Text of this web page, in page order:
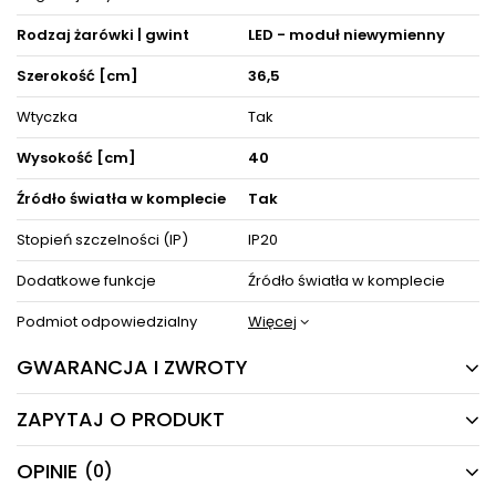
Rodzaj żarówki | gwint
LED - moduł niewymienny
Szerokość [cm]
36,5
Wtyczka
Tak
Wysokość [cm]
40
Źródło światła w komplecie
Tak
Stopień szczelności (IP)
IP20
Dodatkowe funkcje
Źródło światła w komplecie
Podmiot odpowiedzialny
Więcej
GWARANCJA I ZWROTY
24 MIESIĄCE
Producent gwarantuje naprawę lub wymianę sprzętu
do 24 miesięcy od daty zakupu. Skontaktuj się ze
ZAPYTAJ O PRODUKT
Masz pytania odnośnie produktu, oferty lub współpracy z
OPINIE (0)